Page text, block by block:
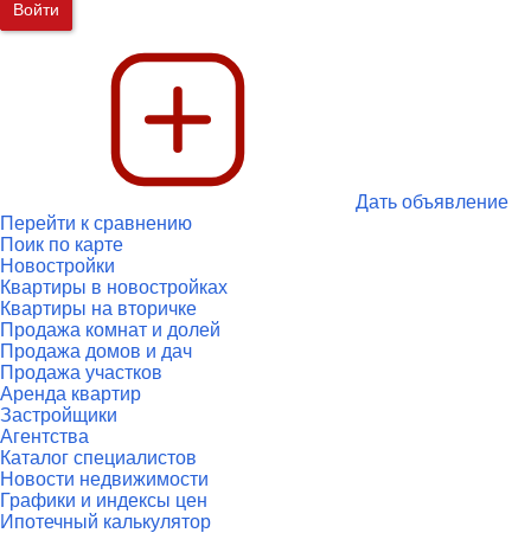
Войти
Дать объявление
Перейти к сравнению
Поик по карте
Новостройки
Квартиры в новостройках
Квартиры на вторичке
Продажа комнат и долей
Продажа домов и дач
Продажа участков
Аренда квартир
Застройщики
Агентства
Каталог специалистов
Новости недвижимости
Графики и индексы цен
Ипотечный калькулятор